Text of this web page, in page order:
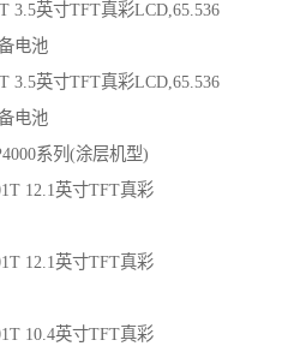
3.5英寸TFT真彩LCD,65.536
电池
3.5英寸TFT真彩LCD,65.536
电池
系列(涂层机型)
12.1英寸TFT真彩
12.1英寸TFT真彩
10.4英寸TFT真彩